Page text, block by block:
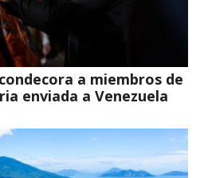
a miembros de
enviada a Venezuela